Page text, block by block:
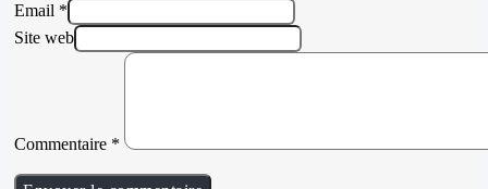
Email *
Site web
Commentaire *